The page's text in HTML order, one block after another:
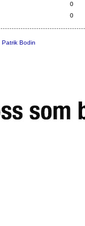
0
0
Patrik Bodin